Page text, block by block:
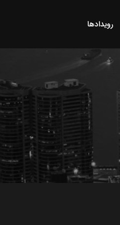
رویدادها